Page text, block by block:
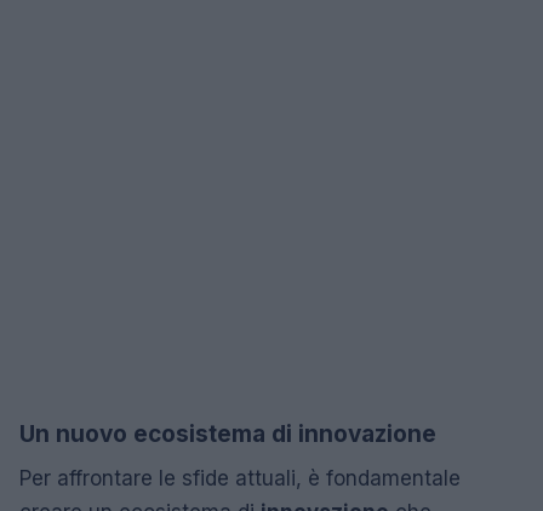
Un nuovo ecosistema di innovazione
Per affrontare le sfide attuali, è fondamentale